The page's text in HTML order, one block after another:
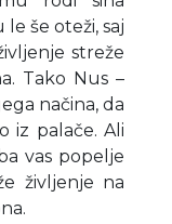
še oteži, saj
streže
Tako Nus –
načina, da
iz palače. Ali
vas popelje
življenje na